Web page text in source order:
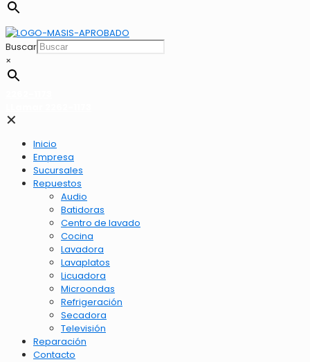
Buscar
×
✕
Inicio
Empresa
Sucursales
Repuestos
Audio
Batidoras
Centro de lavado
Cocina
Lavadora
Lavaplatos
Licuadora
Microondas
Refrigeración
Secadora
Televisión
Reparación
Contacto